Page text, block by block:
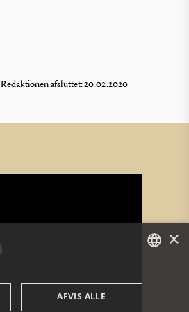
Redaktionen afsluttet: 20.02.2020
×
AFVIS ALLE